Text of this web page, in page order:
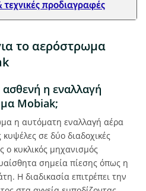
τεχνικές προδιαγραφές
το αερόστρωμα
η εναλλαγή
Mobiak;
η αυτόματη εναλλαγή αέρα
σε δύο διαδοχικές
κυκλικός μηχανισμός
σημεία πίεσης όπως η
Η διαδικασία επιτρέπει την